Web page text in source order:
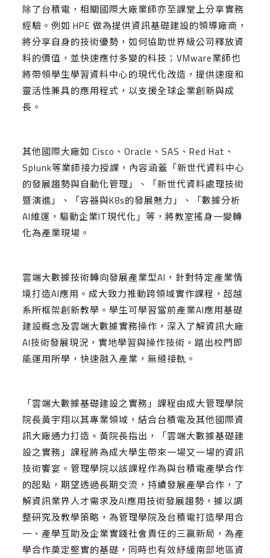
除了台積電，相關國際大廠業師亦至課堂上分享實務
經驗。例如 HPE 做為提供資訊基礎建設的領導廠商，
將分享自身的技術優勢，如何協助世界級公司釋放資
料的價值，並快速應付多變的科技；VMware業師也
將帶領學生學習資料中心的現代化改造，提供速度和
靈活性兼具的應用程式，以支援全球企業創新與成
長。
其他國際大廠如 Cisco、Oracle、SAS、Red Hat、
Splunk等業師接力授課，內容涵蓋「新世代資料中心
的發展趨勢與自動化管理」、「新世代資料處理技術
暨演進」、「容器與K8s的發展魅力」、「數據分析
AI維運，驅動企業IT現代化」等，將教室搖身一變轉
化為產業現場。
雲端大數據技術轉向發展產業型AI，針對特定產業情
境打造AI應用。成大致力推動跨領域實作課程，超越
系所框架創新教學。學生可學習當前產業AI應用基礎
建設概念及雲端大數據實務操作，深入了解資訊大廠
AI技術發展現況，實地學習與操作技術。踏出校門即
能運用所學，快速融入產業，無縫接軌。
「雲端大數據基礎建設之實務」課程由成大管理學院
院長黃宇翔以其專業領域，結合台積電及其他國際資
訊大廠通力打造。黃院長指出，「雲端大數據基礎建
設之實務」課程將為成大學生帶來一場又一場的資訊
技術饗宴。管理學院以該課程作為與台積電產學合作
的起點，期望透過長期交流，持續發展產學合作，了
解資訊業界人才需求及AI應用技術發展趨勢，據以調
整研究及教學策略，為管理學院及台積電打造學用合
一、產學互助及企業實踐社會責任的三贏新局，為產
學合作奠定堅實的基礎，同時也有效紓緩南部地區資